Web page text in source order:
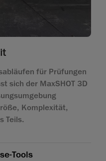
für Prüfungen
sich der MaxSHOT 3D
Komplexität,
Teils.
Tools